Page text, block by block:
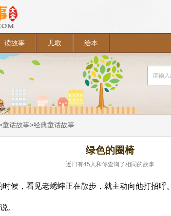
读故事 儿歌 绘本
童话故事>经典童话故事
绿色的圈椅
近日有45 人和你查询了相同的故事
候，看见老蟋蟀正在散步，就主动向他打招呼。
。